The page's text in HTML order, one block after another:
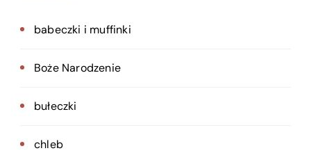
babeczki i muffinki
Boże Narodzenie
bułeczki
chleb